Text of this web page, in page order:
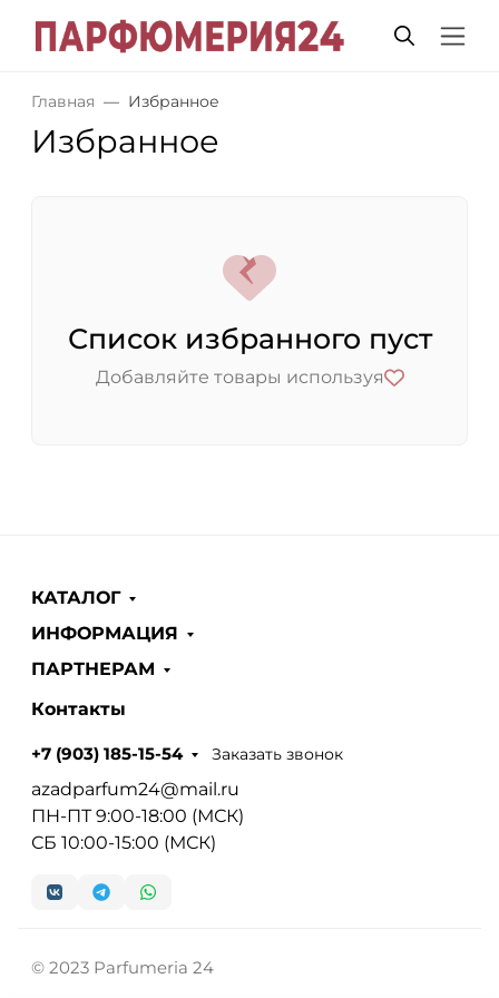
Главная Избранное
Избранное
Список избранного пуст
Добавляйте товары используя
КАТАЛОГ
ИНФОРМАЦИЯ
ПАРТНЕРАМ
Контакты
+7 (903) 185-15-54 Заказать звонок
azadparfum24@mail.ru
ПН-ПТ 9:00-18:00 (МСК)
СБ 10:00-15:00 (МСК)
© 2023 Parfumeria 24